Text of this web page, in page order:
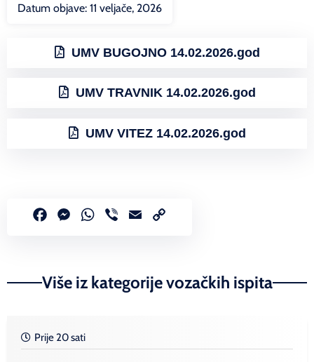
Datum objave: 11 veljače, 2026
UMV BUGOJNO 14.02.2026.god
UMV TRAVNIK 14.02.2026.god
UMV VITEZ 14.02.2026.god
FacebookMessenger
WhatsApp
Viber Email
Više iz kategorije vozačkih ispita
Prije 20 sati